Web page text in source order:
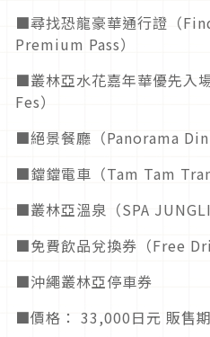
■尋找恐龍豪華通行證（
Premium Pass）
■叢林亞水花嘉年華優先入
Fes）
■絕景餐廳（Panorama
■鐺鐺電車（Tam Tam
■叢林亞溫泉（SPA
■免費飲品兌換券（Free
■沖繩叢林亞停車券
■價格： 33,000日元 販售